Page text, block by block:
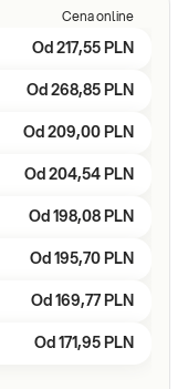
Cena online
Od 217,55 PLN
Od 268,85 PLN
Od 209,00 PLN
Od 204,54 PLN
Od 198,08 PLN
Od 195,70 PLN
Od 169,77 PLN
Od 171,95 PLN